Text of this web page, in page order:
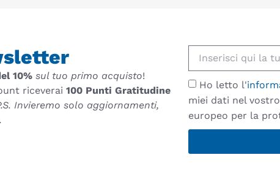
10% sul tuo primo acquisto!
riceverai 100 Punti Gratitudine
Invieremo solo aggiornamenti,
Ho letto l'
miei dati nel
europeo per la